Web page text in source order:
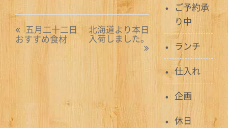
投
稿
ナ
五月二十二日
おすすめ食材
北海道より本日
入荷しました。
ご予約承
り中
ランチ
仕入れ
企画
休日